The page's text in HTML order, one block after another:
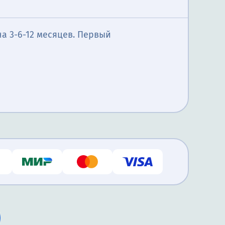
от 2500₽
3-6-12 месяцев. Первый